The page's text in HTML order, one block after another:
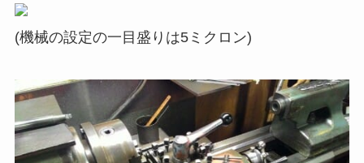
(機械の設定の一目盛りは5ミクロン)